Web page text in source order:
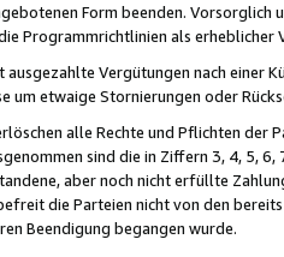
Form beenden. Vorsorglich
Programmrichtlinien als erheblicher
Vergütungen nach einer
um etwaige Stornierungen oder
alle Rechte und Pflichten der
sind die in Ziffern 3, 4, 5,
aber noch nicht erfüllte
die Parteien nicht von den
Beendigung begangen wurde.